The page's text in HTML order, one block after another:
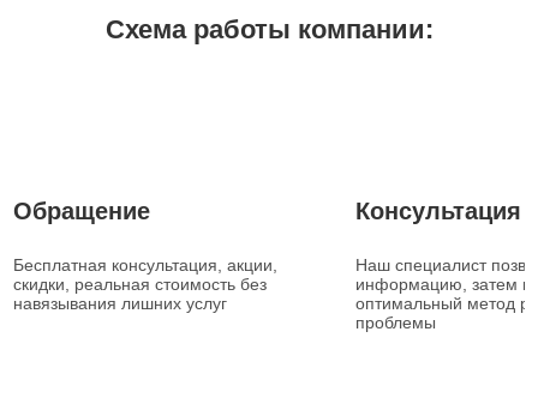
Схема работы компании:
Обращение
Бесплатная консультация, акции,
скидки, реальная стоимость без
навязывания лишних услуг
Консультация
Наш специалист
информацию, затем
оптимальный метод
проблемы